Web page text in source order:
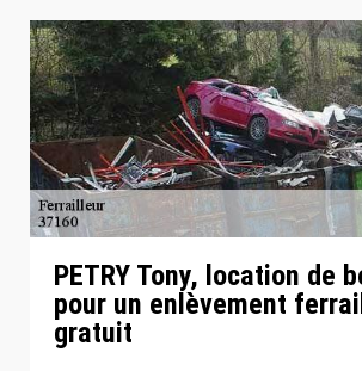
PETRY Tony, location de
pour un enlèvement
gratuit